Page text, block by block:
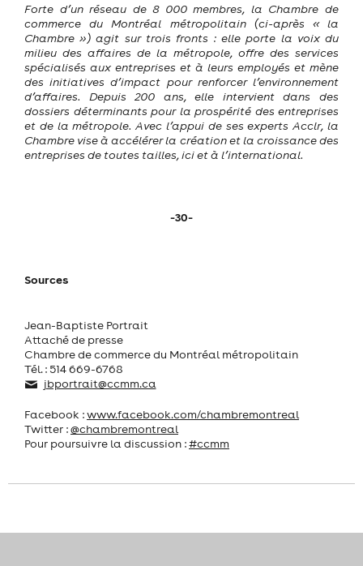
Forte d’un réseau de 8 000 membres, la Chambre de
commerce du Montréal métropolitain (ci-après « la
Chambre ») agit sur trois fronts : elle porte la voix du
milieu des affaires de la métropole, offre des services
spécialisés aux entreprises et à leurs employés et mène
des initiatives d’impact pour renforcer l’environnement
d’affaires. Depuis 200 ans, elle intervient dans des
dossiers déterminants pour la prospérité des entreprises
et de la métropole.Avec l’appui de ses experts Acclr, la
Chambre vise à accélérer la création et la croissance des
entreprises de toutes tailles, ici et à l’international.
-30-
Sources
Jean-Baptiste Portrait
Attaché de presse
Chambre de commerce du Montréal métropolitain
Tél. : 514 669-6768
jbportrait@ccmm.ca
Facebook :www.facebook.com/chambremontreal
Twitter :@chambremontreal
Pour poursuivre la discussion :#ccmm